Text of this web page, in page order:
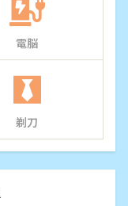
電脳
剃刀